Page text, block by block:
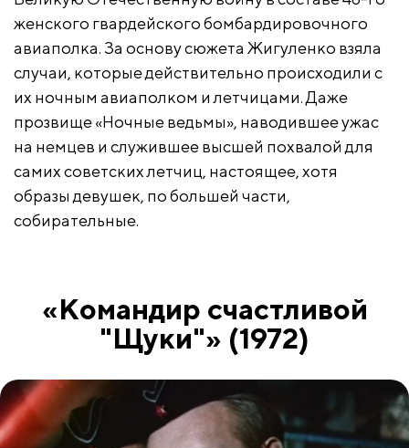
женского гвардейского бомбардировочного
авиаполка. За основу сюжета Жигуленко взяла
случаи, которые действительно происходили с
их ночным авиаполком и летчицами. Даже
прозвище «Ночные ведьмы», наводившее ужас
на немцев и служившее высшей похвалой для
самих советских летчиц, настоящее, хотя
образы девушек, по большей части,
собирательные.
«Командир счастливой
"Щуки"» (1972)